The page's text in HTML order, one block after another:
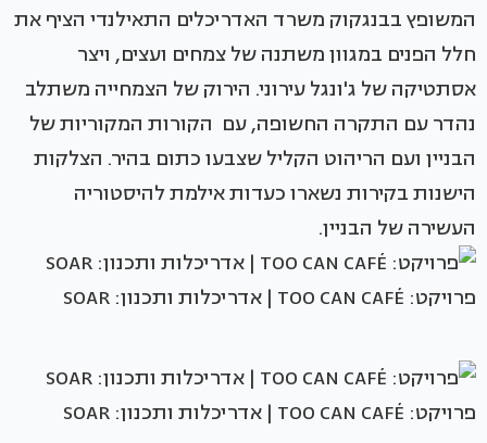
המשופץ בבנגקוק משרד האדריכלים התאילנדי הציף את
חלל הפנים במגוון משתנה של צמחים ועצים, ויצר
אסתטיקה של ג'ונגל עירוני. הירוק של הצמחייה משתלב
נהדר עם התקרה החשופה, עם הקורות המקוריות של
הבניין ועם הריהוט הקליל שצבעו כתום בהיר. הצלקות
הישנות בקירות נשארו כעדות אילמת להיסטוריה
העשירה של הבניין.
פרויקט: TOO CAN CAFÉ | אדריכלות ותכנון: SOAR
פרויקט: TOO CAN CAFÉ | אדריכלות ותכנון: SOAR